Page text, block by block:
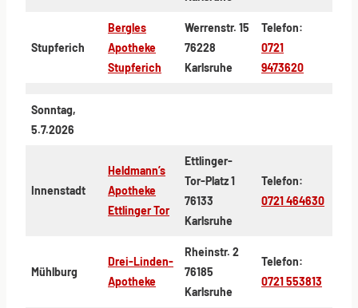
Stupferich
Bergles
Apotheke
Stupferich
Werrenstr. 15
76228
Karlsruhe
Telefon:
0721
9473620
Sonntag,
5.7.2026
Innenstadt
Heldmann’s
Apotheke
Ettlinger Tor
Ettlinger-
Tor-Platz 1
76133
Karlsruhe
Telefon:
0721 464630
Mühlburg
Drei-Linden-
Apotheke
Rheinstr. 2
76185
Karlsruhe
Telefon:
0721 553813